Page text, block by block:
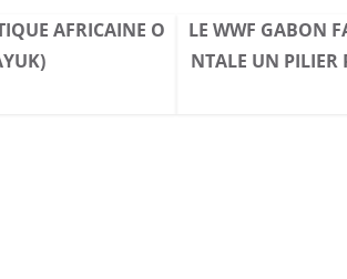
AFRICAINE O
LE WWF GABON
NTALE UN PILIER